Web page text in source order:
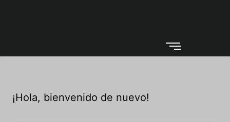
¡Hola, bienvenido de nuevo!